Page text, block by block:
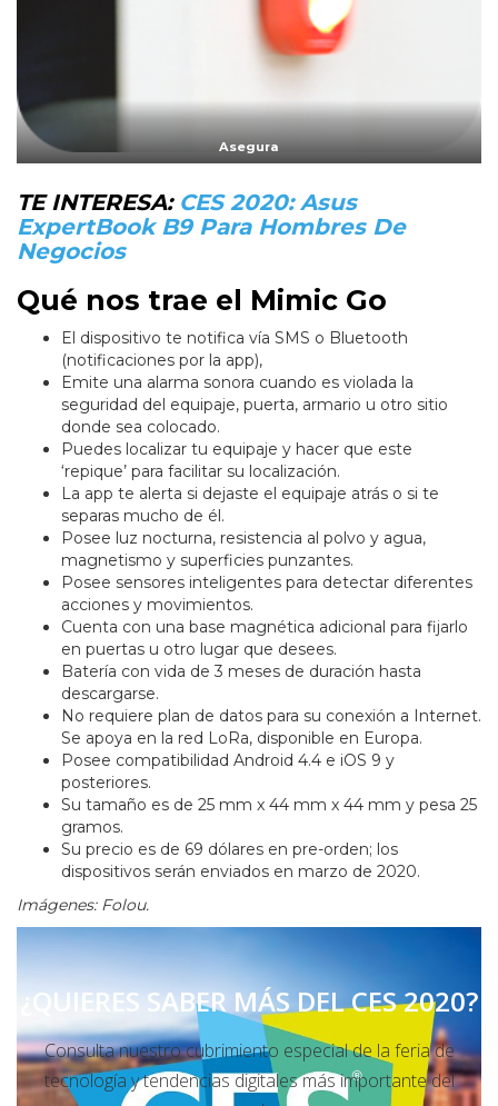
Asegura
TE INTERESA: CES 2020: Asus
ExpertBook B9 Para Hombres De
Negocios
Qué nos trae el Mimic Go
El dispositivo te notifica vía SMS o Bluetooth
(notificaciones por la app),
Emite una alarma sonora cuando es violada la
seguridad del equipaje, puerta, armario u otro sitio
donde sea colocado.
Puedes localizar tu equipaje y hacer que este
‘repique’ para facilitar su localización.
La app te alerta si dejaste el equipaje atrás o si te
separas mucho de él.
Posee luz nocturna, resistencia al polvo y agua,
magnetismo y superficies punzantes.
Posee sensores inteligentes para detectar diferentes
acciones y movimientos.
Cuenta con una base magnética adicional para fijarlo
en puertas u otro lugar que desees.
Batería con vida de 3 meses de duración hasta
descargarse.
No requiere plan de datos para su conexión a Internet.
Se apoya en la red LoRa, disponible en Europa.
Posee compatibilidad Android 4.4 e iOS 9 y
posteriores.
Su tamaño es de 25 mm x 44 mm x 44 mm y pesa 25
gramos.
Su precio es de 69 dólares en pre-orden; los
dispositivos serán enviados en marzo de 2020.
Imágenes: Folou.
¿QUIERES SABER MÁS DEL CES 2020?
Consulta nuestro cubrimiento especial de la feria de
tecnología y tendencias digitales más importante del